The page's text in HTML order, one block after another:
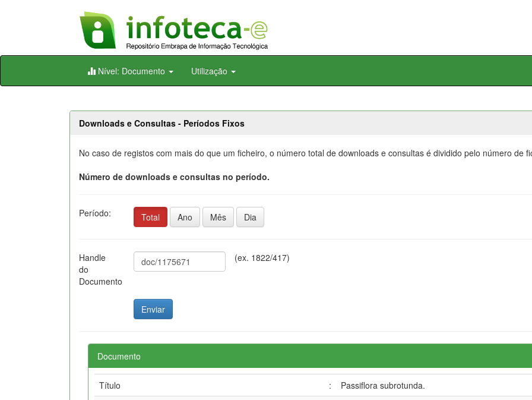
Skip
Nível: Documento Utilização
Downloads e Consultas - Períodos Fixos
No caso de registos com mais do que um ficheiro, o número total de downloads e consultas é dividido pelo número de
Número de downloads e consultas no período.
Período: Total Ano Mês Dia
Handle
do
Documento
(ex. 1822/417)
Documento
Título :
Passiflora subrotunda.